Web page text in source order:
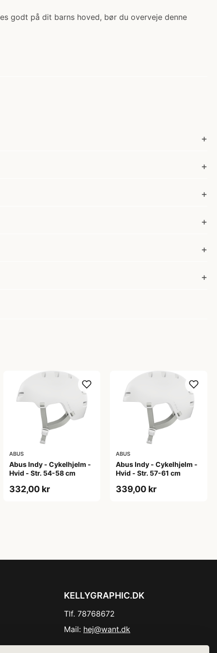
godt på dit barns hoved, bør du overveje denne
ABUS
Abus Indy - Cykelhjelm -
Hvid - Str. 54-58 cm
332,00 kr
ABUS
Abus Indy - Cykelhjelm -
Hvid - Str. 57-61 cm
339,00 kr
KELLYGRAPHIC.DK
Tlf. 78768672
Mail: hej@want.dk